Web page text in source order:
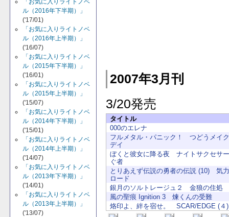
「お気に入りライトノベ
ル（2016年下半期）」
('17/01)
「お気に入りライトノベ
ル（2016年上半期）」
('16/07)
「お気に入りライトノベ
ル（2015年下半期）」
('16/01)
「お気に入りライトノベ
ル（2015年上半期）」
('15/07)
「お気に入りライトノベ
ル（2014年下半期）」
('15/01)
「お気に入りライトノベ
ル（2014年上半期）」
('14/07)
「お気に入りライトノベ
ル（2013年下半期）」
('14/01)
「お気に入りライトノベ
ル（2013年上半期）」
('13/07)
2007年3月刊
3/20発売
タイトル
000のエレナ
フルメタル・パニック！ つどうメイ
デイ
ぼくと彼女に降る夜 ナイトサクセサ
ぐ者
とりあえず伝説の勇者の伝説 (10) 気
ロード
銀月のソルトレージュ２ 金狼の住処
風の聖痕 Ignition 3 煉くんの受難
烙印よ、絆を宿せ。 SCAR/EDGE (４)